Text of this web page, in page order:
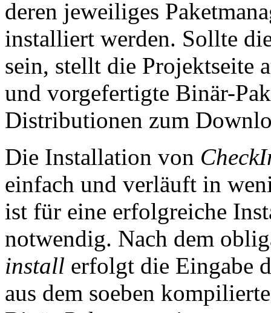
deren jeweiliges
installiert werden. Sollte
sein, stellt die Projektseite
und vorgefertigte Binär-
Distributionen zum
Die Installation von
einfach und verläuft in
ist für eine erfolgreiche
notwendig. Nach dem
install erfolgt die Eingabe
aus dem soeben